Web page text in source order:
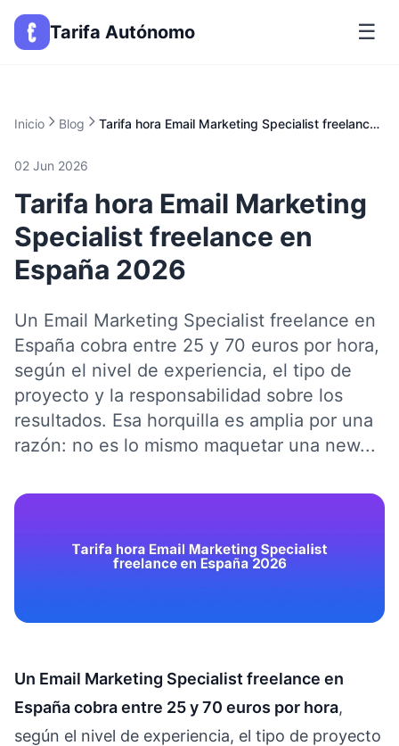
Tarifa Autónomo ☰
Inicio Blog Tarifa hora Email Marketing Specialist freelance en España 2026
02 Jun 2026
Tarifa hora Email Marketing
Specialist freelance en
España 2026
Un Email Marketing Specialist freelance en
España cobra entre 25 y 70 euros por hora,
según el nivel de experiencia, el tipo de
proyecto y la responsabilidad sobre los
resultados. Esa horquilla es amplia por una
razón: no es lo mismo maquetar una new...
Un Email Marketing Specialist freelance en
España cobra entre 25 y 70 euros por hora,
según el nivel de experiencia, el tipo de proyecto